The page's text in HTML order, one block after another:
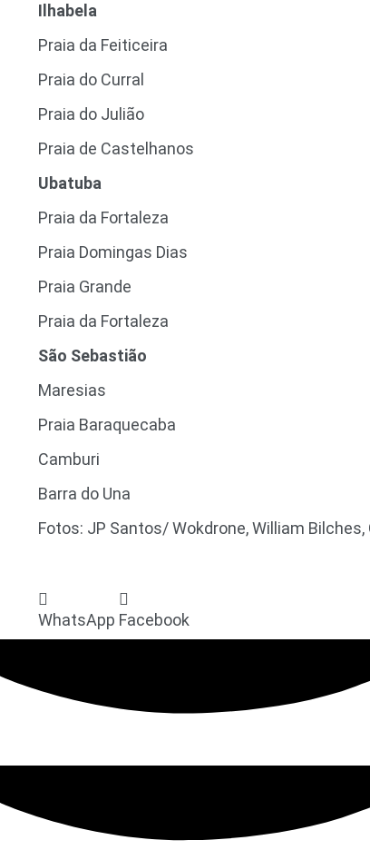
Ilhabela
Praia da Feiticeira
Praia do Curral
Praia do Julião
Praia de Castelhanos
Ubatuba
Praia da Fortaleza
Praia Domingas Dias
Praia Grande
Praia da Fortaleza
São Sebastião
Maresias
Praia Baraquecaba
Camburi
Barra do Una
Fotos: JP Santos/ Wokdrone, William
WhatsApp Facebook